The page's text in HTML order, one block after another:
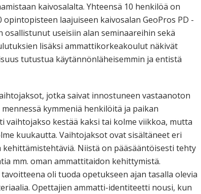
kaivosalalta. Yhteensä 10 henkilöä on
laajuiseen kaivosalan GeoPros PD -
useisiin alan seminaareihin sekä
lisäksi ammattikorkeakoulut näkivät
tutustua käytännönläheisemmin ja entistä
jotka saivat innostuneen vastaanoton
kymmeniä henkilöitä ja paikan
kestää kaksi tai kolme viikkoa, mutta
kuukautta. Vaihtojaksot ovat sisältäneet eri
Niistä on pääsääntöisesti tehty
mm. oman ammattitaidon kehittymistä.
oli tuoda opetukseen ajan tasalla olevia
Opettajien ammatti-identiteetti nousi, kun